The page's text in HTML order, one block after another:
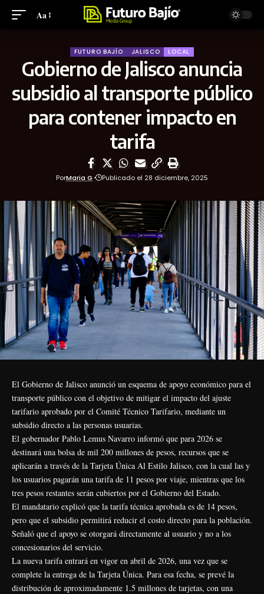
Aa
FUTURO BAJÍO JALISCO LOCAL
Gobierno de Jalisco anuncia
subsidio al transporte público
para contener impacto en
tarifa
PorMaria G Publicado el 28 diciembre, 2025
El Gobierno de Jalisco anunció un esquema de apoyo económico para el
transporte público con el objetivo de mitigar el impacto del ajuste
tarifario aprobado por el Comité Técnico Tarifario, mediante un
subsidio directo a las personas usuarias.
El gobernador Pablo Lemus Navarro informó que para 2026 se
destinará una bolsa de mil 200 millones de pesos, recursos que se
aplicarán a través de la Tarjeta Única Al Estilo Jalisco, con la cual las y
los usuarios pagarán una tarifa de 11 pesos por viaje, mientras que los
tres pesos restantes serán cubiertos por el Gobierno del Estado.
El mandatario explicó que la tarifa técnica aprobada es de 14 pesos,
pero que el subsidio permitirá reducir el costo directo para la población.
Señaló que el apoyo se otorgará directamente al usuario y no a los
concesionarios del servicio.
La nueva tarifa entrará en vigor en abril de 2026, una vez que se
complete la entrega de la Tarjeta Única. Para esa fecha, se prevé la
distribución de aproximadamente 1.5 millones de tarjetas, con una